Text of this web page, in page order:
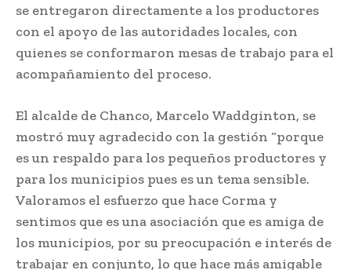
se entregaron directamente a los productores
con el apoyo de las autoridades locales, con
quienes se conformaron mesas de trabajo para el
acompañamiento del proceso.
El alcalde de Chanco, Marcelo Waddginton, se
mostró muy agradecido con la gestión “porque
es un respaldo para los pequeños productores y
para los municipios pues es un tema sensible.
Valoramos el esfuerzo que hace Corma y
sentimos que es una asociación que es amiga de
los municipios, por su preocupación e interés de
trabajar en conjunto, lo que hace más amigable